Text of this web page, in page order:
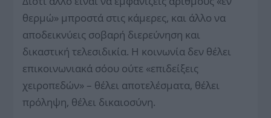
θερμώ» μπροστά στις κάμερες, και άλλο να
αποδεικνύεις σοβαρή διερεύνηση και
δικαστική τελεσιδικία. Η κοινωνία δεν θέλει
επικοινωνιακά σόου ούτε «επιδείξεις
χειροπεδών» – θέλει αποτελέσματα, θέλει
πρόληψη, θέλει δικαιοσύνη.